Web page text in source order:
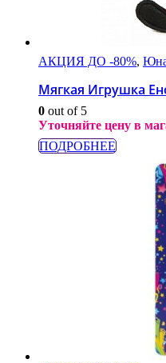
АКЦИЯ ДО -80%,
Мягкая Игрушка
0 out of 5
Уточняйте цену в
ПОДРОБНЕЕ